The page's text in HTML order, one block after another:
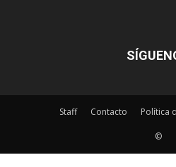
Staff Contacto Política
©